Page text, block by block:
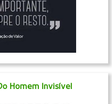
Homem Invisível